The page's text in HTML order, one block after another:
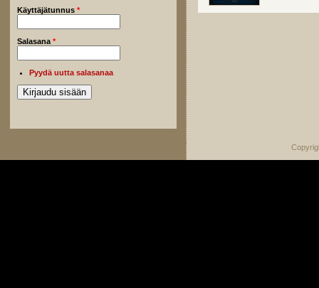
Käyttäjätunnus *
Salasana *
Pyydä uutta salasanaa